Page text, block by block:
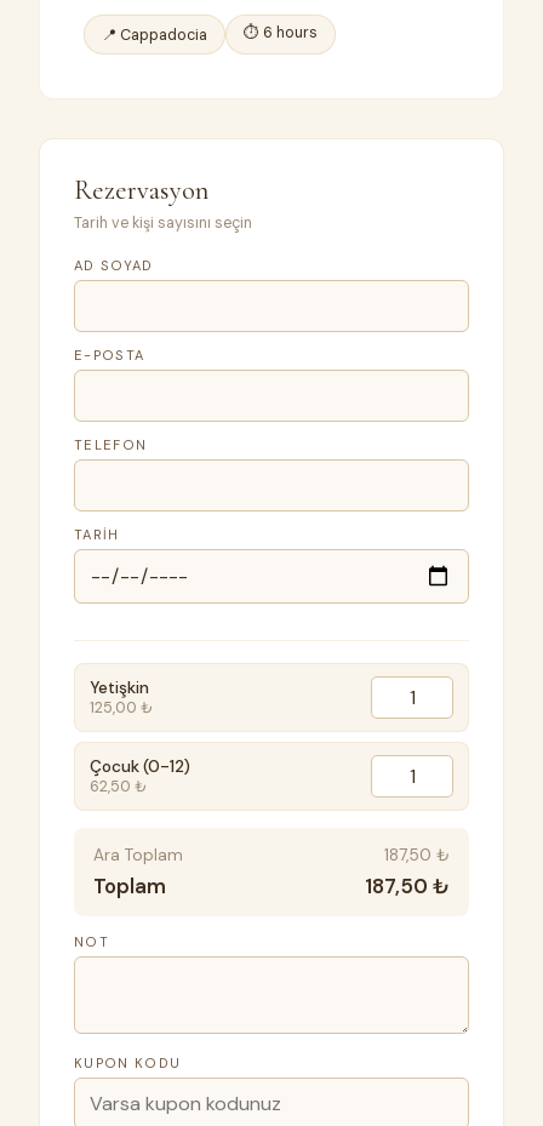
📍 Cappadocia ⏱ 6 hours
Rezervasyon
Tarih ve kişi sayısını seçin
AD SOYAD
E-POSTA
TELEFON
TARIH
Yetişkin
125,00 ₺
Çocuk (0-12)
62,50 ₺
Ara Toplam 187,50 ₺
Toplam 187,50 ₺
NOT
KUPON KODU